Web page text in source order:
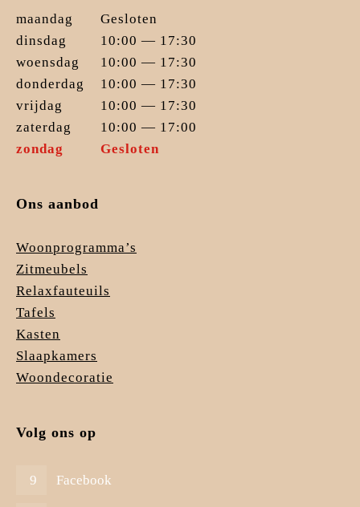
maandag
Gesloten
dinsdag
10:00 — 17:30
woensdag
10:00 — 17:30
donderdag
10:00 — 17:30
vrijdag
10:00 — 17:30
zaterdag
10:00 — 17:00
zondag
Gesloten
Ons aanbod
Woonprogramma’s
Zitmeubels
Relaxfauteuils
Tafels
Kasten
Slaapkamers
Woondecoratie
Volg ons op
Facebook